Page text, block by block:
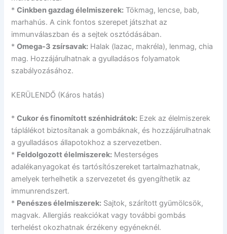
*Cinkben gazdag élelmiszerek: Tökmag, lencse, bab,
marhahús. A cink fontos szerepet játszhat az
immunválaszban és a sejtek osztódásában.
*Omega-3 zsírsavak: Halak (lazac, makréla), lenmag, chia
mag. Hozzájárulhatnak a gyulladásos folyamatok
szabályozásához.
KERÜLENDŐ (Káros hatás)
*Cukor és finomított szénhidrátok: Ezek az élelmiszerek
táplálékot biztosítanak a gombáknak, és hozzájárulhatnak
a gyulladásos állapotokhoz a szervezetben.
* Feldolgozott élelmiszerek: Mesterséges
adalékanyagokat és tartósítószereket tartalmazhatnak,
amelyek terhelhetik a szervezetet és gyengíthetik az
immunrendszert.
* Penészes élelmiszerek: Sajtok, szárított gyümölcsök,
magvak. Allergiás reakciókat vagy további gombás
terhelést okozhatnak érzékeny egyéneknél.